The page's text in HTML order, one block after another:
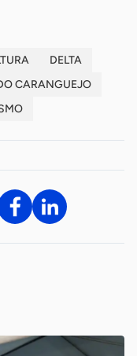
DELTA
CARANGUEJO